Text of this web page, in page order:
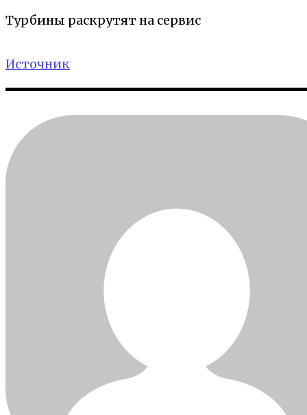
Турбины раскрутят на сервис
Источник